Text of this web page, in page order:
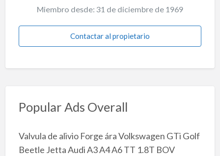
Miembro desde: 31 de diciembre de 1969
Contactar al propietario
Popular Ads Overall
Valvula de alivio Forge ára Volkswagen GTi Golf
Beetle Jetta Audi A3 A4 A6 TT 1.8T BOV